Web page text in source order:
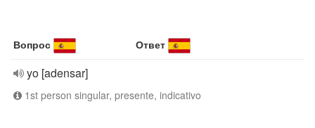
Вопрос Ответ
yo [adensar]
1st person singular, presente, indicativo